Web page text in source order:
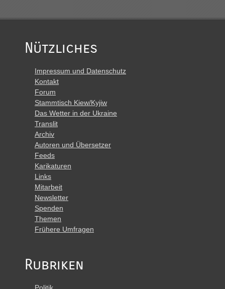
Nützliches
Impressum und Datenschutz
Kontakt
Forum
Stammtisch Kiew/Kyjiw
Das Wetter in der Ukraine
Translit
Archiv
Autoren und Übersetzer
Feeds
Karikaturen
Links
Mitarbeit
Newsletter
Spenden
Themen
Frühere Umfragen
Rubriken
Politik